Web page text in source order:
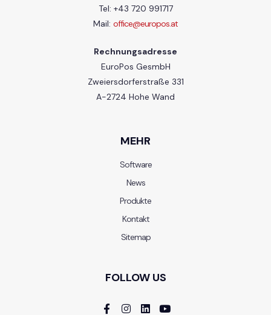
Tel: +43 720 991717
Mail: office@europos.at
Rechnungsadresse
EuroPos GesmbH
Zweiersdorferstraße 331
A-2724 Hohe Wand
MEHR
Software
News
Produkte
Kontakt
Sitemap
FOLLOW US